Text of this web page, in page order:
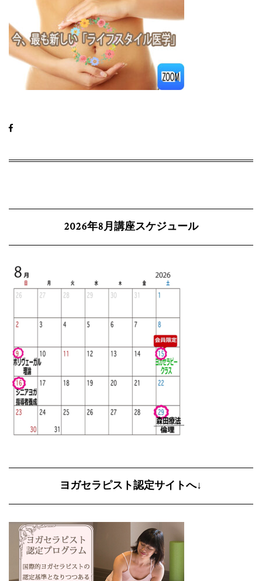
2026年8月講座スケジュール
ヨガセラピスト認定サイトへ↓